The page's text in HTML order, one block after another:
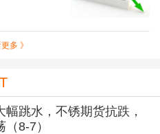
多 》
跳水，不锈期货抗跌，
8-7）